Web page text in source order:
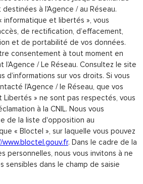
à l'Agence / au Réseau.
informatique et libertés », vous
de rectification, d’effacement,
et de portabilité de vos données.
consentement à tout moment en
/ Le Réseau. Consultez le site
d’informations sur vos droits. Si vous
l'Agence / le Réseau, que vos
Libertés » ne sont pas respectés, vous
à la CNIL. Nous vous
de la liste d'opposition au
« Bloctel », sur laquelle vous pouvez
. Dans le cadre de la
personnelles, nous vous invitons à ne
sensibles dans le champ de saisie